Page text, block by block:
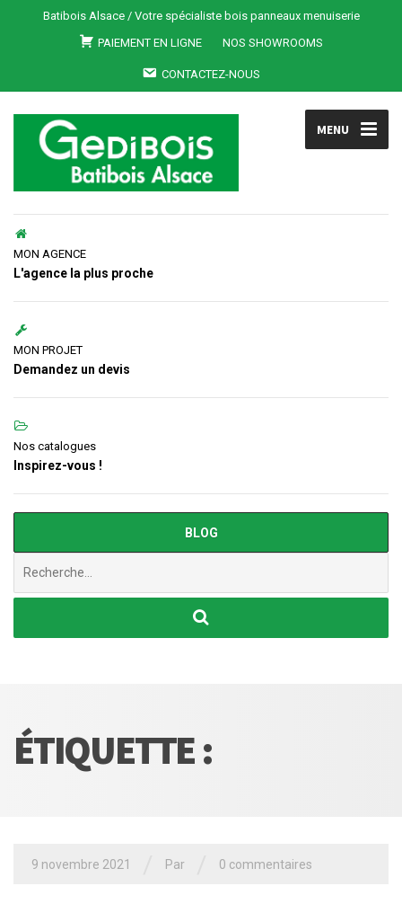
Batibois Alsace / Votre spécialiste bois panneaux menuiserie
PAIEMENT EN LIGNE
NOS SHOWROOMS
CONTACTEZ-NOUS
MENU
MON AGENCE
L'agence la plus proche
MON PROJET
Demandez un devis
Nos catalogues
Inspirez-vous !
BLOG
ÉTIQUETTE :
9 novembre 2021 Par 0 commentaires